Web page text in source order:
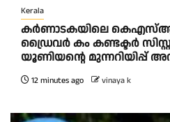
Kerala
കര്‍ണാടകയിലെ
ഡ്രൈവര്‍ കം കണ്ടക്ടര്‍ സിസ്റ്റം
യൂണിയന്റെ മുന്നറിയിപ്പ്
12 minutes ago vinaya k